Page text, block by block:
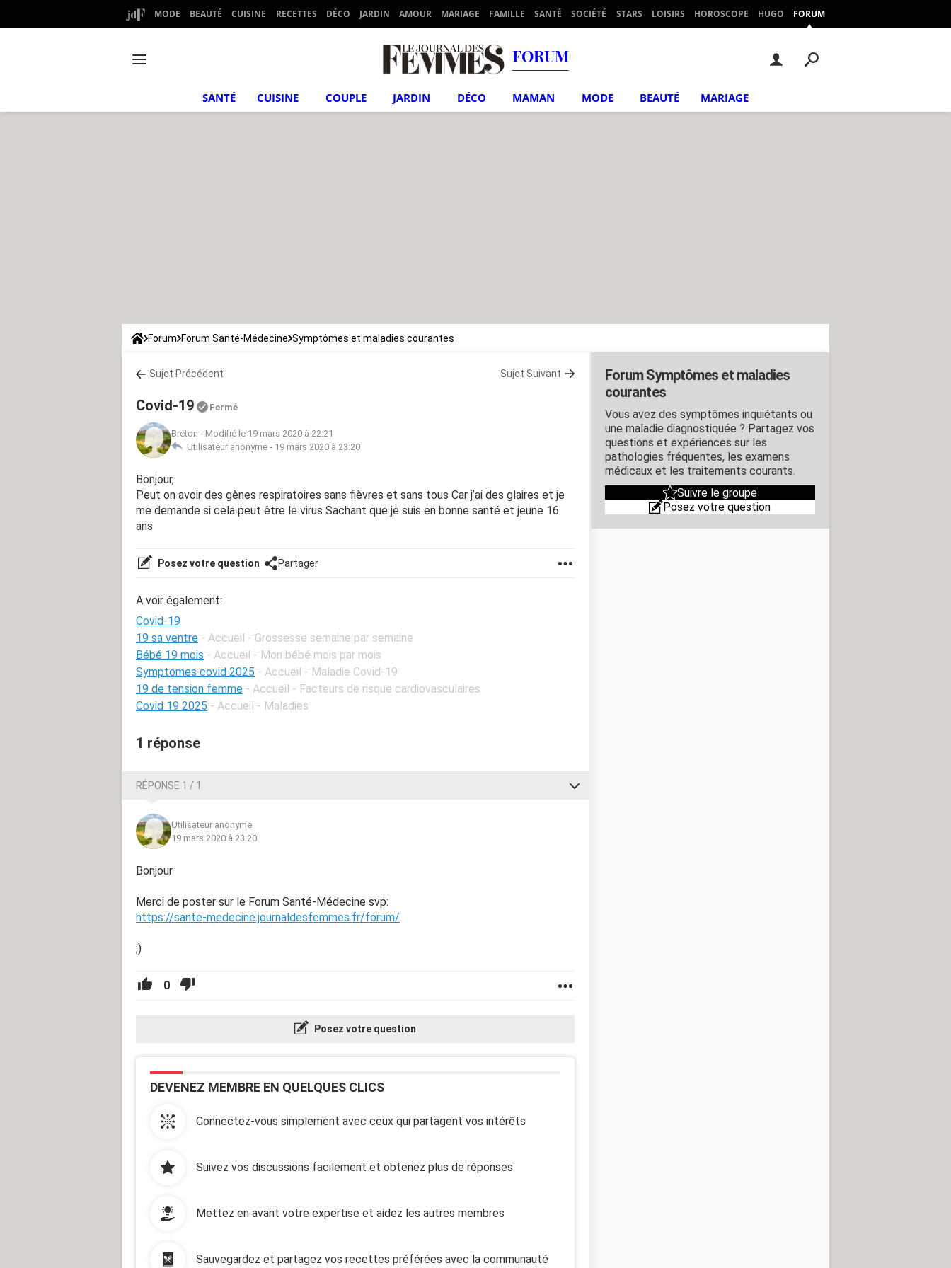
MODE BEAUTÉ CUISINE RECETTES DÉCO JARDIN AMOUR MARIAGE FAMILLE SANTÉ SOCIÉTÉ STARS LOISIRS HOROSCOPE HUGO FORUM
FORUM
SANTÉ CUISINE COUPLE JARDIN DÉCO MAMAN MODE BEAUTÉ MARIAGE
Forum Forum Santé-Médecine Symptômes et maladies courantes
Sujet Précédent Sujet Suivant
Covid-19 Fermé
Breton - Modifié le 19 mars 2020 à 22:21
Utilisateur anonyme - 19 mars 2020 à 23:20
Bonjour,
Peut on avoir des gènes respiratoires sans fièvres et sans tous Car j’ai des glaires et je
me demande si cela peut être le virus Sachant que je suis en bonne santé et jeune 16
ans
Posez votre question Partager
A voir également:
Covid-19
19 sa ventre - Accueil - Grossesse semaine par semaine
Bébé 19 mois - Accueil - Mon bébé mois par mois
Symptomes covid 2025 - Accueil - Maladie Covid-19
19 de tension femme - Accueil - Facteurs de risque cardiovasculaires
Covid 19 2025 - Accueil - Maladies
1 réponse
RÉPONSE 1 / 1
Utilisateur anonyme
19 mars 2020 à 23:20
Bonjour
Merci de poster sur le Forum Santé-Médecine svp:
https://sante-medecine.journaldesfemmes.fr/forum/
;)
0
Posez votre question
DEVENEZ MEMBRE EN QUELQUES CLICS
Connectez-vous simplement avec ceux qui partagent vos intérêts
Suivez vos discussions facilement et obtenez plus de réponses
Mettez en avant votre expertise et aidez les autres membres
Sauvegardez et partagez vos recettes préférées avec la communauté
Forum Symptômes et maladies
courantes
Vous avez des symptômes inquiétants ou
une maladie diagnostiquée ? Partagez vos
questions et expériences sur les
pathologies fréquentes, les examens
médicaux et les traitements courants.
Suivre le groupe
Posez votre question